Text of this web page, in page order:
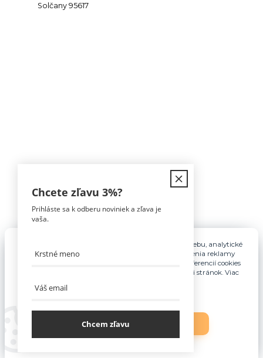
Solčany 95617
Tomáš Hula
Pre základnú funkčnosť, spríjemnenie používania webu, analytické
účely a v prípade udelenia súhlasu aj na účely cielenia reklamy
využívame súbory cookies. Nastavenie vlastných preferencií cookies
môžete kedykoľvek upraviť odkazom v spodnej časti stránok. Viac
Nastavenia
Chcete zľavu 3%?
Prihláste sa k odberu noviniek a zľava je
vaša.
Chcem zľavu